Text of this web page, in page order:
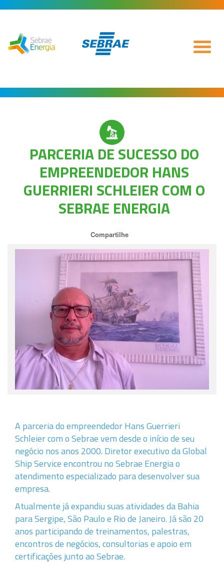
PARCERIA DE SUCESSO DO
EMPREENDEDOR HANS
GUERRIERI SCHLEIER COM O
SEBRAE ENERGIA
Compartilhe
A parceria do empreendedor Hans Guerrieri
Schleier com o Sebrae vem desde o início de seu
negócio nos anos 2000. Diretor executivo da Global
Ship Service encontrou no Sebrae Energia o
atendimento especializado para desenvolver sua
empresa.
Atualmente já expandiu suas atividades da Bahia
para Sergipe, São Paulo e Rio de Janeiro. Já são 20
anos participando de treinamentos, palestras,
encontros de negócios, consultorias e apoio em
certificações junto ao Sebrae.